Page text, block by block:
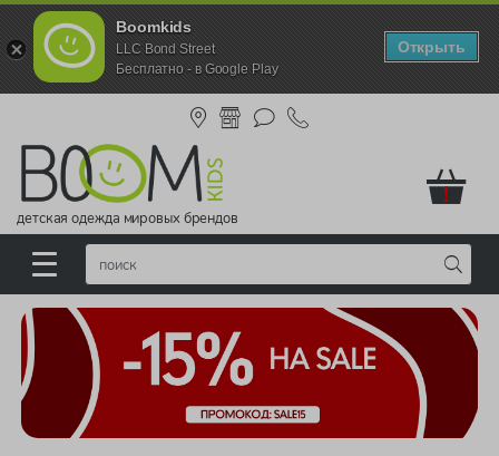
Boomkids
LLC Bond Street
Бесплатно - в Google Play
Открыть
детская одежда мировых брендов
!